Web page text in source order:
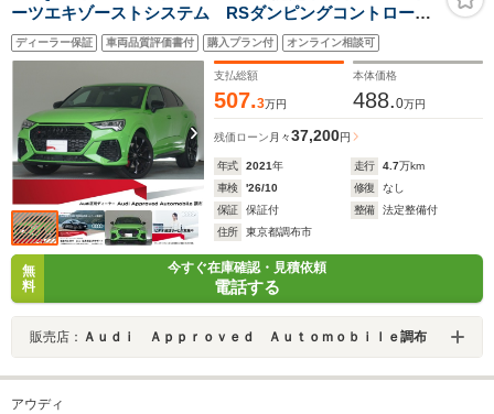
ーツエキゾーストシステム RSダンピングコントロール
サスペンション RSデザインパッケージレッド
SONOSサウンド ファインナッパレザー マトリクス
LEDヘッドライト ブラックAudi rings
ディーラー保証 車両品質評価書付 購入プラン付 オンライン相談可
支払総額
507.3万円
本体価格
488.0万円
残価ローン 月々37,200円
年式 2021年 走行 4.7万km
車検
'26/10 修復
なし
保証
保証付 整備
法定整備付
住所
東京都調布市
無
料
今すぐ在庫確認・見積依頼
電話する
販売店： Ａｕｄｉ Ａｐｐｒｏｖｅｄ Ａｕｔｏｍｏｂｉｌｅ調布
アウディ